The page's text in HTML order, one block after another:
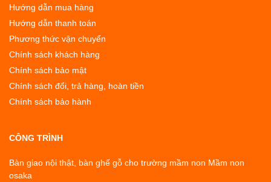
Hướng dẫn mua hàng
Hướng dẫn thanh toán
Phương thức vận chuyển
Chính sách khách hàng
Chính sách bảo mật
Chính sách đổi, trả hàng, hoàn tiền
Chính sách bảo hành
CÔNG TRÌNH
Bàn giao nội thật, bàn ghế gỗ cho trường mầm non Mầm non
osaka